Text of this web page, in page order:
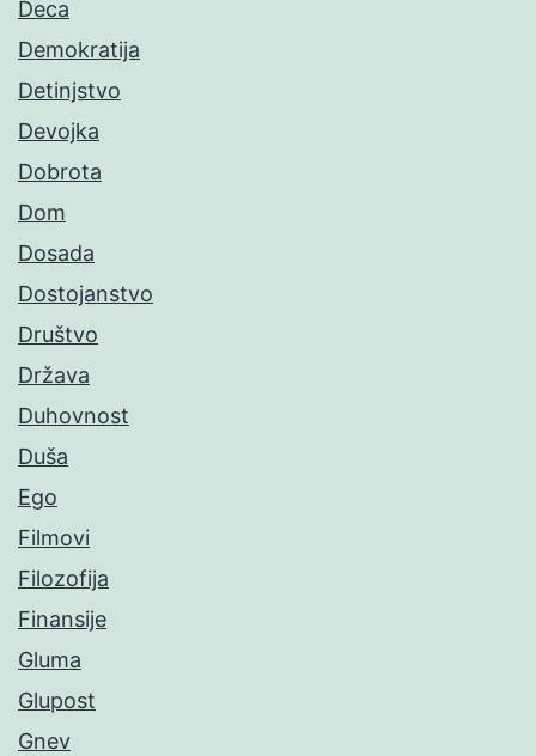
Deca
Demokratija
Detinjstvo
Devojka
Dobrota
Dom
Dosada
Dostojanstvo
Društvo
Država
Duhovnost
Duša
Ego
Filmovi
Filozofija
Finansije
Gluma
Glupost
Gnev